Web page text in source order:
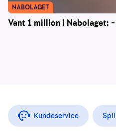
Vant 1 million i Nabolaget:
NABOLAGET
Kundeservice